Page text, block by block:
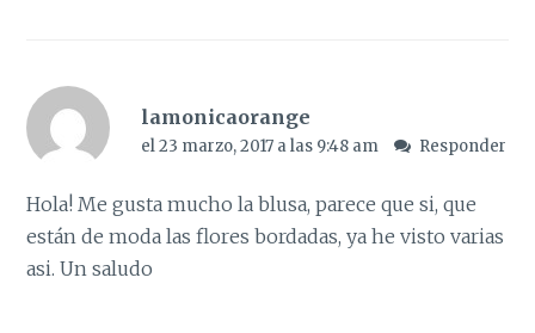
lamonicaorange
el 23 marzo, 2017 a las 9:48 am Responder
Hola! Me gusta mucho la blusa, parece que si, que
están de moda las flores bordadas, ya he visto varias
asi. Un saludo